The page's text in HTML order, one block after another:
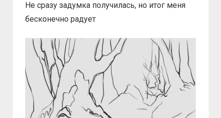
Не сразу задумка получилась, но итог меня
бесконечно радует